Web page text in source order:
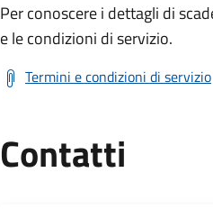
Per conoscere i dettagli di
e le condizioni di servizio.
Termini e condizioni di servizio
Contatti